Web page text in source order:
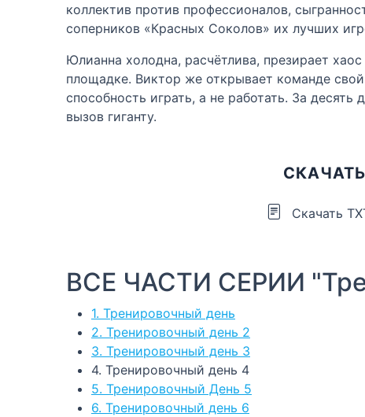
коллектив против профессионалов,
соперников «Красных Соколов» их лучших
Юлианна холодна, расчётлива, презирает
площадке. Виктор же открывает команде
способность играть, а не работать. За
вызов гиганту.
Скачать
ВСЕ ЧАСТИ СЕРИИ
1. Тренировочный день
2. Тренировочный день 2
3. Тренировочный день 3
4. Тренировочный день 4
5. Тренировочный День 5
6. Тренировочный день 6